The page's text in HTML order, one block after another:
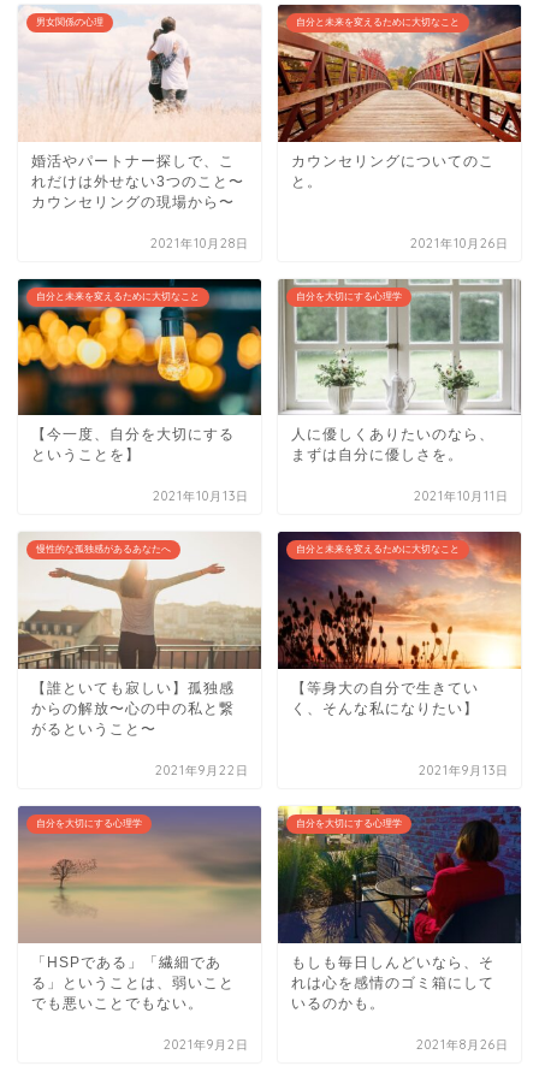
男女関係の心理
婚活やパートナー探しで、こ
れだけは外せない3つのこと〜
カウンセリングの現場から〜
2021年10月28日
自分と未来を変えるために大切なこと
カウンセリングについてのこ
と。
2021年10月26日
自分と未来を変えるために大切なこと
【今一度、自分を大切にする
ということを】
2021年10月13日
自分を大切にする心理学
人に優しくありたいのなら、
まずは自分に優しさを。
2021年10月11日
慢性的な孤独感があるあなたへ
【誰といても寂しい】孤独感
からの解放〜心の中の私と繋
がるということ〜
2021年9月22日
自分と未来を変えるために大切なこと
【等身大の自分で生きてい
く、そんな私になりたい】
2021年9月13日
自分を大切にする心理学
「HSPである」「繊細であ
る」ということは、弱いこと
でも悪いことでもない。
2021年9月2日
自分を大切にする心理学
もしも毎日しんどいなら、そ
れは心を感情のゴミ箱にして
いるのかも。
2021年8月26日